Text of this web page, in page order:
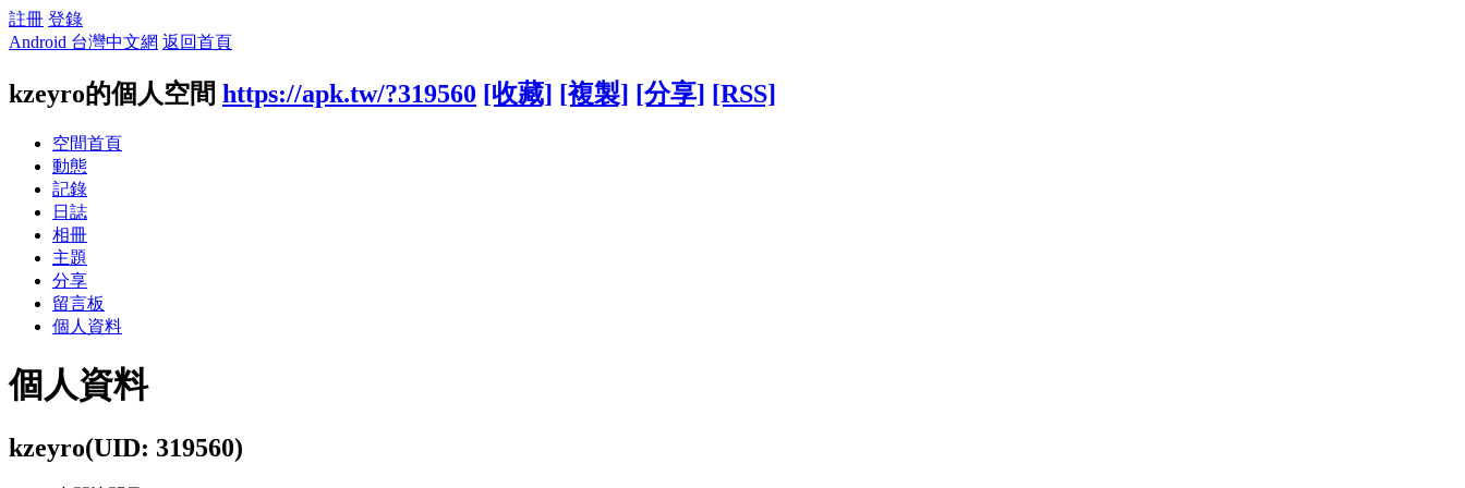
註冊 登錄
Android 台灣中文網 返回首頁
kzeyro的個人空間 https://apk.tw/?319560 [收藏] [複製] [分享] [RSS]
空間首頁
動態
記錄
日誌
相冊
主題
分享
留言板
個人資料
個人資料
kzeyro(UID: 319560)